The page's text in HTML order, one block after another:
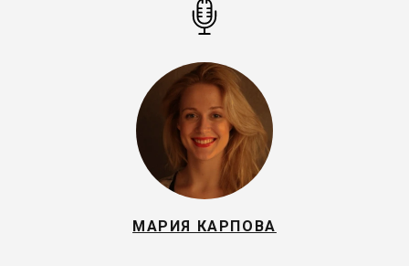
МАРИЯ КАРПОВА